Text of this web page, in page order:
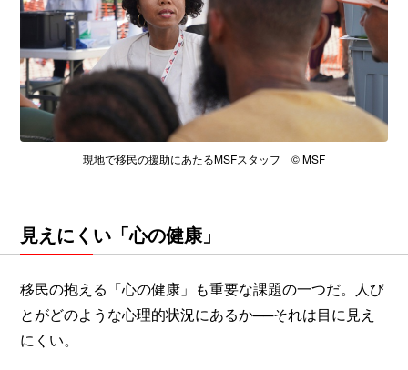
現地で移民の援助にあたるMSFスタッフ © MSF
見えにくい「心の健康」
移民の抱える「心の健康」も重要な課題の一つだ。人び
とがどのような心理的状況にあるか──それは目に見え
にくい。